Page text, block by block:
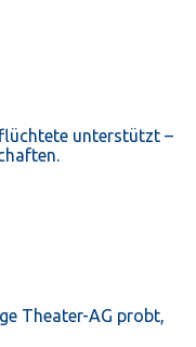
unterstützt –
Theater-AG probt,